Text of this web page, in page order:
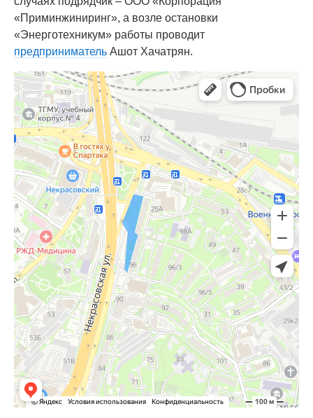
«Приминжиниринг», а возле остановки
«Энерготехникум» работы проводит
предприниматель Ашот Хачатрян.